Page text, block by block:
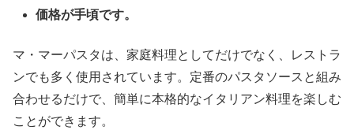
価格が手頃です。
マ・マーパスタは、家庭料理としてだけでなく、レストラ
ンでも多く使用されています。定番のパスタソースと組み
合わせるだけで、簡単に本格的なイタリアン料理を楽しむ
ことができます。